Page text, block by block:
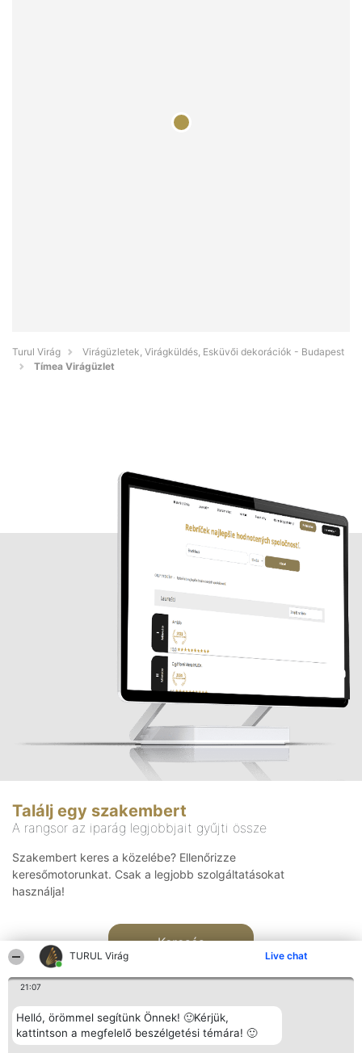
TURUL Virág Live chat
21:07
Helló, örömmel segítünk Önnek! 🙂Kérjük,
kattintson a megfelelő beszélgetési témára! 🙂
Turul Virág
Virágüzletek, Virágküldés, Esküvői dekorációk - Budapest
Tímea Virágüzlet
Találj egy szakembert
A rangsor az iparág legjobbjait gyűjti össze
Szakembert keres a közelébe? Ellenőrizze
keresőmotorunkat. Csak a legjobb szolgáltatásokat
használja!
Keresés